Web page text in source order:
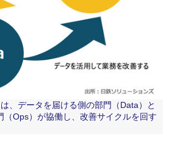
、データを届ける側の部門（Data）と
（Ops）が協働し、改善サイクルを回す